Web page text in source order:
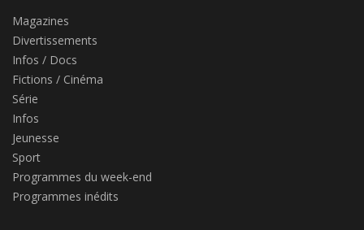
Magazines
Divertissements
Infos / Docs
Fictions / Cinéma
Série
Infos
Jeunesse
Sport
Programmes du week-end
Programmes inédits